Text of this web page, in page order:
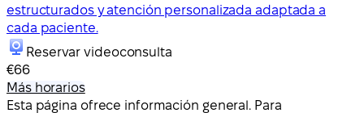
estructurados y atención personalizada adaptada a
cada paciente.
Reservar videoconsulta
€66
Más horarios
Esta página ofrece información general. Para